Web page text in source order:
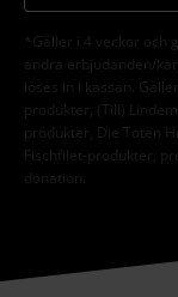
*Gäller i 4 veckor och
andra erbjudanden/
löses in i kassan.
produkter, (Till)
produkter, Die Toten
Fischfilet-produkter,
donation.